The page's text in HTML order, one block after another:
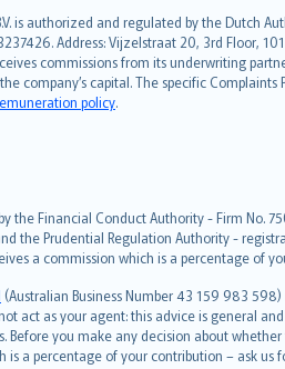
is authorized and regulated by the
Address: Vijzelstraat 20, 3rd Floor,
commissions from its underwriting
company’s capital. The specific
policy.
the Financial Conduct Authority - Firm No.
the Prudential Regulation Authority -
a commission which is a percentage of
(Australian Business Number 43 159 983
act as your agent: this advice is general
you make any decision about
a percentage of your contribution – ask us